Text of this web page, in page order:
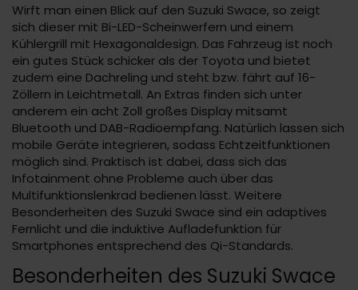
Wirft man einen Blick auf den Suzuki Swace, so zeigt
sich dieser mit Bi-LED-Scheinwerfern und einem
Kühlergrill mit Hexagonaldesign. Das Fahrzeug ist noch
ein gutes Stück schicker als der Toyota und bietet
zudem eine Dachreling und steht bzw. fährt auf 16-
Zöllern in Leichtmetall. An Extras finden sich unter
anderem ein acht Zoll großes Display mitsamt
Bluetooth und DAB-Radioempfang. Natürlich lassen sich
mobile Geräte integrieren, sodass Echtzeitfunktionen
möglich sind. Praktisch ist dabei, dass sich das
Infotainment ohne Probleme auch über das
Multifunktionslenkrad bedienen lässt. Weitere
Besonderheiten des Suzuki Swace sind ein adaptives
Fernlicht und die induktive Aufladefunktion für
Smartphones entsprechend des Qi-Standards.
Besonderheiten des Suzuki Swace